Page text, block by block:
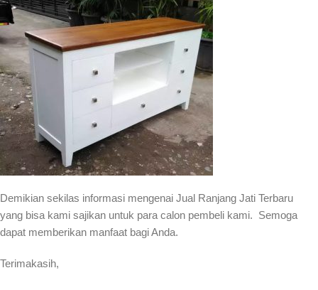
Demikian sekilas informasi mengenai Jual Ranjang Jati Terbaru
yang bisa kami sajikan untuk para calon pembeli kami. Semoga
dapat memberikan manfaat bagi Anda.
Terimakasih,